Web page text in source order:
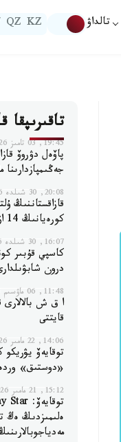
تالداۋ KZ
QZ
تاقىرىپقا
19:45, 03 تامىز 2026
جەڭىمپازدارىنا
20:08, 30 شىلدە 2026
قازاقستاننىڭ
كورەيانىڭ 14 ازاماتىن ۇستادى
16:07, 30 شىلدە 2026
كاسپي قۇبىر
درون
11:48, 06 ماۋسىم 2026
ا ق ش بالالارى
قايتتى
14:06, 22 مامىر 2026
«دوستىق»
15:12, 21 مامىر 2026
ەلىمىزدىڭ ەڭ